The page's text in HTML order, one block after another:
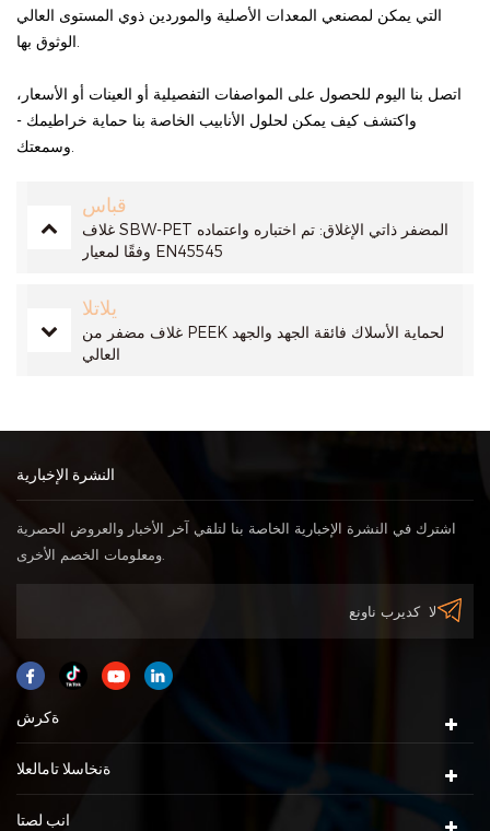
التي يمكن لمصنعي المعدات الأصلية والموردين ذوي المستوى العالي
اتصل بنا اليوم للحصول على المواصفات التفصيلية أو العينات أو الأسعار،
واكتشف كيف يمكن لحلول الأنابيب الخاصة بنا حماية خراطيمك -
قباس
غلاف SBW-PET المضفر ذاتي الإغلاق: تم اختباره واعتماده
وفقًا لمعيار EN45545
يلاتلا
غلاف مضفر من PEEK لحماية الأسلاك فائقة الجهد والجهد
العالي
النشرة الإخبارية
اشترك في النشرة الإخبارية الخاصة بنا لتلقي آخر الأخبار والعروض الحصرية
ومعلومات الخصم الأخرى.
ةكرش
ةنخاسلا تامالعلا
انب لصتا